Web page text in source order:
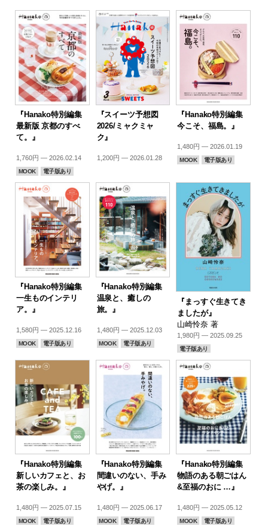
『Hanako特別編集
最新版 京都のすべ
て。』
1,760円 — 2026.02.14
MOOK 電子版あり
『スイーツ予想図
2026/ミャクミャ
ク』
1,200円 — 2026.01.28
『Hanako特別編集
今こそ、福島。』
1,480円 — 2026.01.19
MOOK 電子版あり
『Hanako特別編集
一生ものインテリ
ア。』
1,580円 — 2025.12.16
MOOK 電子版あり
『Hanako特別編集
温泉と、癒しの
旅。』
1,480円 — 2025.12.03
MOOK 電子版あり
『まっすぐ生きてき
ましたが』
山崎怜奈 著
1,980円 — 2025.09.25
電子版あり
『Hanako特別編集
新しいカフェと、お
茶の楽しみ。』
1,480円 — 2025.07.15
MOOK 電子版あり
『Hanako特別編集
間違いのない、手み
やげ。』
1,480円 — 2025.06.17
MOOK 電子版あり
『Hanako特別編集
物語のある朝ごはん
&至福のおに …』
1,480円 — 2025.05.12
MOOK 電子版あり